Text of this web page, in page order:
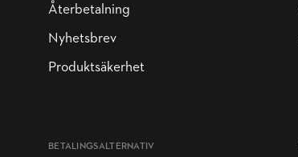
Återbetalning
Nyhetsbrev
Produktsäkerhet
BETALINGSALTERNATIV